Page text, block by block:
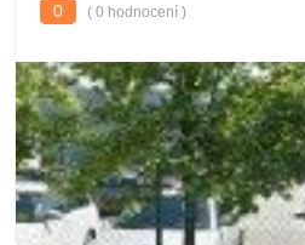
0
( 0 hodnocení )